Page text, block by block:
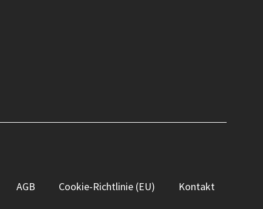
AGB Cookie-Richtlinie (EU) Kontakt